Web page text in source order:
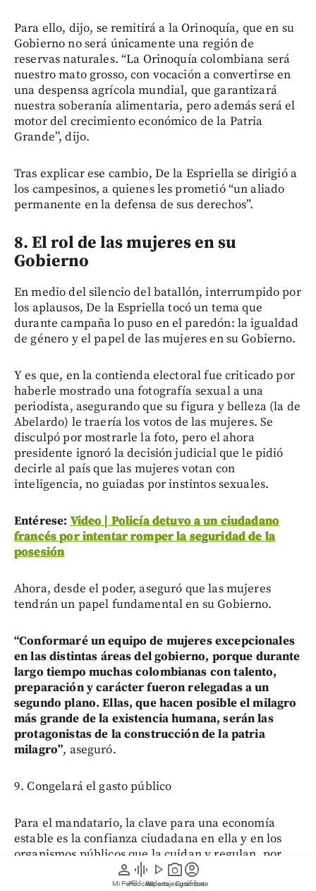
person
Mi Perfil
graphic_eq
Pódcast
play_arrow
Videos
photo_camera
Reportajes gráficos
account_circle
Suscríbete
Para ello, dijo, se remitirá a la Orinoquía, que en su
Gobierno no será únicamente una región de
reservas naturales. “La Orinoquía colombiana será
nuestro mato grosso, con vocación a convertirse en
una despensa agrícola mundial, que garantizará
nuestra soberanía alimentaria, pero además será el
motor del crecimiento económico de la Patria
Grande”, dijo.
Tras explicar ese cambio, De la Espriella se dirigió a
los campesinos, a quienes les prometió “un aliado
permanente en la defensa de sus derechos”.
8. El rol de las mujeres en su
Gobierno
En medio del silencio del batallón, interrumpido por
los aplausos, De la Espriella tocó un tema que
durante campaña lo puso en el paredón: la igualdad
de género y el papel de las mujeres en su Gobierno.
Y es que, en la contienda electoral fue criticado por
haberle mostrado una fotografía sexual a una
periodista, asegurando que su figura y belleza (la de
Abelardo) le traería los votos de las mujeres. Se
disculpó por mostrarle la foto, pero el ahora
presidente ignoró la decisión judicial que le pidió
decirle al país que las mujeres votan con
inteligencia, no guiadas por instintos sexuales.
Entérese: Video | Policía detuvo a un ciudadano
francés por intentar romper la seguridad de la
posesión
Ahora, desde el poder, aseguró que las mujeres
tendrán un papel fundamental en su Gobierno.
“Conformaré un equipo de mujeres excepcionales
en las distintas áreas del gobierno, porque durante
largo tiempo muchas colombianas con talento,
preparación y carácter fueron relegadas a un
segundo plano. Ellas, que hacen posible el milagro
más grande de la existencia humana, serán las
protagonistas de la construcción de la patria
milagro”, aseguró.
9. Congelará el gasto público
Para el mandatario, la clave para una economía
estable es la confianza ciudadana en ella y en los
organismos públicos que la cuidan y regulan, por
ello, uno de los primeros decretos que firmará,
según su discurso, será el que congelará el gasto